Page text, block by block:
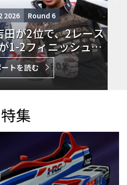
2026 Round 6
が2位で、2レース
1-2フィニッシュを
飾る
ートを読む
特集